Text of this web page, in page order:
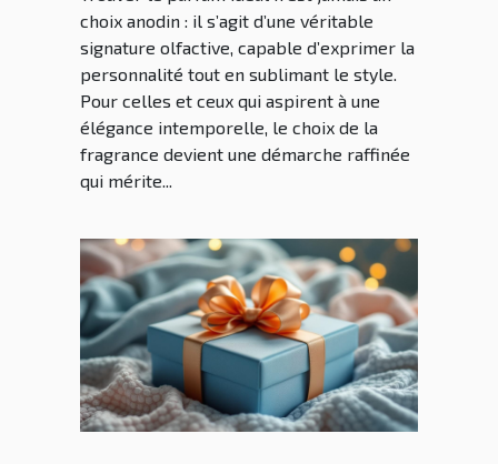
choix anodin : il s’agit d’une véritable
signature olfactive, capable d’exprimer la
personnalité tout en sublimant le style.
Pour celles et ceux qui aspirent à une
élégance intemporelle, le choix de la
fragrance devient une démarche raffinée
qui mérite...